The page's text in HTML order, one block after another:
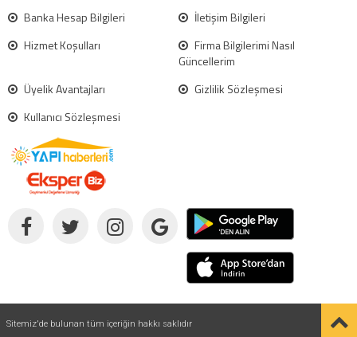
Banka Hesap Bilgileri
İletişim Bilgileri
Hizmet Koşulları
Firma Bilgilerimi Nasıl
Güncellerim
Üyelik Avantajları
Gizlilik Sözleşmesi
Kullanıcı Sözleşmesi
Sitemiz'de bulunan tüm içeriğin hakkı saklıdır